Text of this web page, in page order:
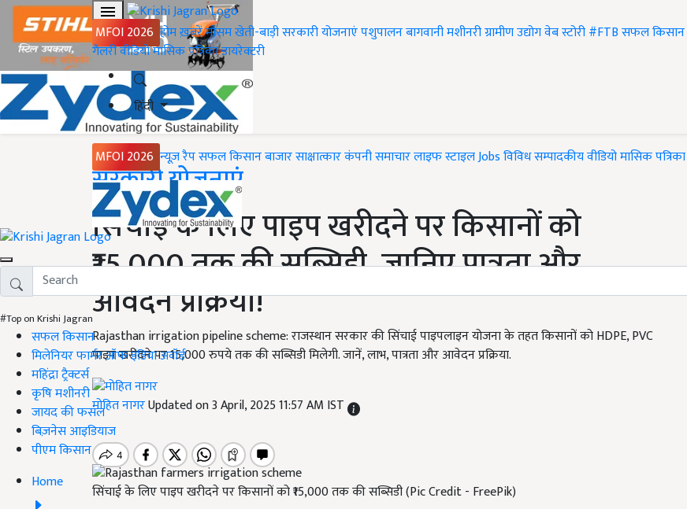
MFOI 2026 होमख़बरेंमौसमखेती-बाड़ीसरकारी योजनाएंपशुपालनबागवानीमशीनरीग्रामीण उद्योगवेब स्टोरी#FTBसफल किसान
गैलरीवीडियोमासिक पत्रिकाडायरेक्टरी
हिंदी
MFOI 2026 न्यूज़ रैपसफल किसानबाजारसाक्षात्कारकंपनी समाचारलाइफ स्टाइलJobsविविधसम्पादकीयवीडियोमासिक पत्रिका
#Top on Krishi Jagran
सफल किसान
मिलेनियर फार्मर ऑफ इंडिया अवॉर्ड
महिंद्रा ट्रैक्टर्स
कृषि मशीनरी
जायद की फसल
बिज़नेस आइडियाज
पीएम किसान
Home
Home
सरकारी योजनाएं
सिंचाई के लिए पाइप खरीदने पर किसानों को
₹15,000 तक की सब्सिडी, जानिए पात्रता और
आवेदन प्रक्रिया!
Rajasthan irrigation pipeline scheme: राजस्थान सरकार की सिंचाई पाइपलाइन योजना के तहत किसानों को HDPE, PVC
पाइप खरीदने पर 15,000 रुपये तक की सब्सिडी मिलेगी. जानें, लाभ, पात्रता और आवेदन प्रक्रिया.
मोहित नागरUpdated on 3 April, 2025 11:57 AM IST
सिंचाई के लिए पाइप खरीदने पर किसानों को ₹15,000 तक की सब्सिडी (Pic Credit - FreePik)